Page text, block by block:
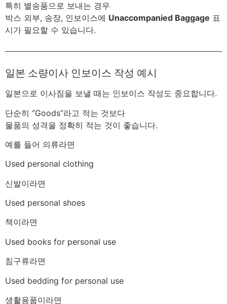
특히 별송품으로 보내는 경우
박스 외부, 송장, 인보이스에 Unaccompanied Baggage 표
시가 필요할 수 있습니다.
일본 소량이사 인보이스 작성 예시
일본으로 이사짐을 보낼 때는 인보이스 작성도 중요합니다.
단순히 “Goods”라고 적는 것보다
물품의 성격을 정확히 적는 것이 좋습니다.
예를 들어 의류라면
Used personal clothing
신발이라면
Used personal shoes
책이라면
Used books for personal use
침구류라면
Used bedding for personal use
생활용품이라면